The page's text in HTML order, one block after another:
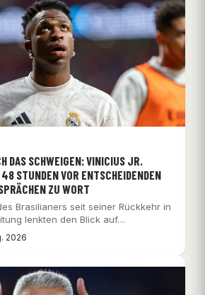
DAS SCHWEIGEN: VINICIUS JR.
STUNDEN VOR ENTSCHEIDENDEN
ZU WORT
Brasilianers seit seiner Rückkehr in
lenkten den Blick auf…
2026